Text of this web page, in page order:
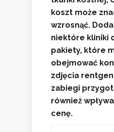
koszt może
wzrosnąć.
niektóre kliniki
pakiety, które
obejmować
zdjęcia
zabiegi
również
cenę.